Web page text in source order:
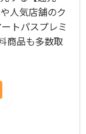
人気店舗のク
トパスプレミ
商品も多数取